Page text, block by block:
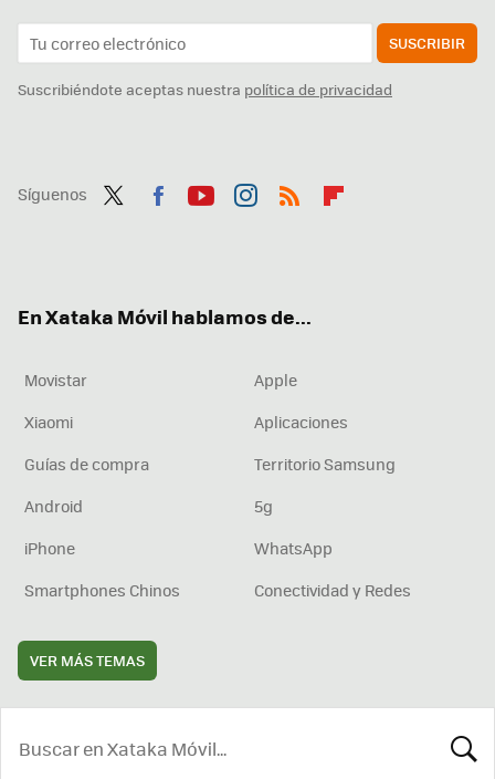
SUSCRIBIR
Suscribiéndote aceptas nuestra política de privacidad
Síguenos
En Xataka Móvil hablamos de...
Movistar
Apple
Xiaomi
Aplicaciones
Guías de compra
Territorio Samsung
Android
5g
iPhone
WhatsApp
Smartphones Chinos
Conectividad y Redes
VER MÁS TEMAS